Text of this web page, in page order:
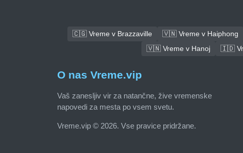
🇨🇬 Vreme v Brazzaville 🇻🇳 Vreme v Haiphong
🇻🇳 Vreme v Hanoj
🇮🇩
O nas Vreme.vip
Vaš zanesljiv vir za natančne, žive vremenske
napovedi za mesta po vsem svetu.
Vreme.vip © 2026. Vse pravice pridržane.